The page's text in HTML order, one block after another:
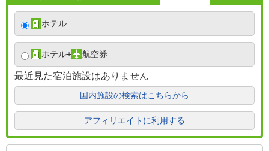
ホテル
ホテル+ 航空券
最近見た宿泊施設はありません
国内施設の検索はこちらから
アフィリエイトに利用する